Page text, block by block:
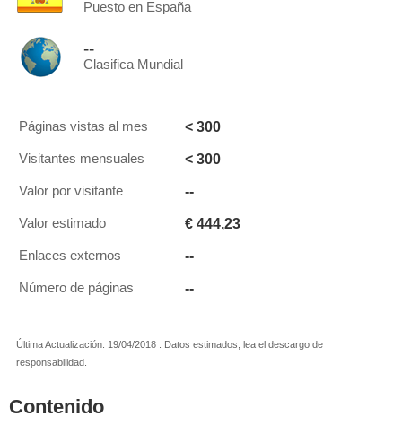
Puesto en España
--
Clasifica Mundial
Páginas vistas al mes < 300
Visitantes mensuales < 300
Valor por visitante --
Valor estimado € 444,23
Enlaces externos --
Número de páginas --
Última Actualización: 19/04/2018 . Datos estimados, lea el descargo de
responsabilidad.
Contenido